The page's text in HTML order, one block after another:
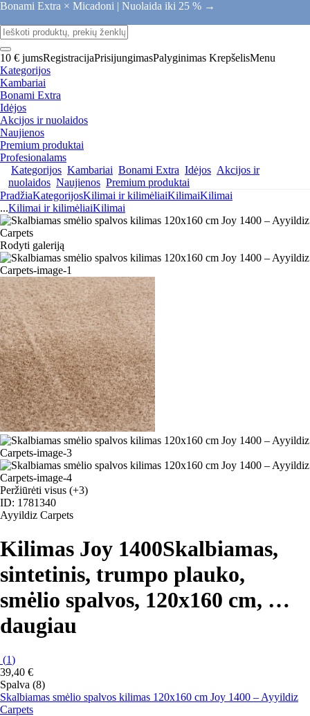
Bonami Extra × Micadoni | Nuolaida iki 25 % →
10 € jumsRegistracijaPrisijungimasPalyginimas KrepšelisMenu
Kategorijos
Kambariai
Bonami Extra
Idėjos
Akcijos ir nuolaidos
Naujienos
Premium produktai
Profesionalams
Kategorijos Kambariai Bonami Extra Idėjos Akcijos ir
nuolaidos Naujienos Premium produktai
PradžiaKategorijosKilimai ir kilimėliaiKilimaiKilimai
...Kilimai ir kilimėliaiKilimai
Rodyti galeriją
Peržiūrėti visus (+3)
ID: 1781340
Ayyildiz Carpets
Kilimas Joy 1400Skalbiamas,
sintetinis, trumpo plauko,
smėlio spalvos, 120x160 cm, …
daugiau
(1)
39,40 €
Spalva (8)
Skalbiamas smėlio spalvos kilimas 120x160 cm Joy 1400 – Ayyildiz
Carpets